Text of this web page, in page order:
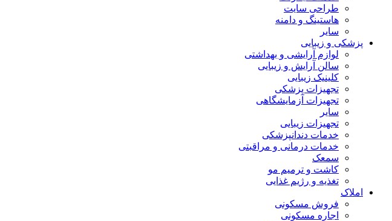
طراحی سایت
هاستینگ و دامنه
سایر
پزشکی و زیبایی
لوازم آرایشی و بهداشتی
سالن آرایش و زیبایی
کلینیک زیبایی
تجهیزات پزشکی
تجهیزات آزمایشگاهی
سایر
تجهیزات زیبایی
خدمات دندانپزشکی
خدمات درمانی و مراقبتی
سمعک
کاشت و ترمیم مو
تغذیه و رژیم غذایی
املاک
فروش مسکونی
اجاره مسکونی